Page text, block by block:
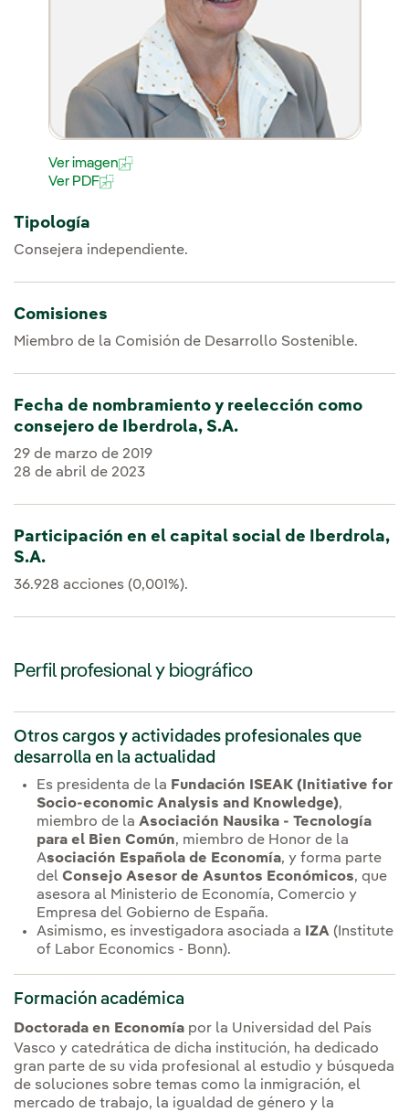
Ver imagen
Ver PDF
Tipología
Consejera independiente.
Comisiones
Miembro de la Comisión de Desarrollo Sostenible.
Fecha de nombramiento y reelección como
consejero de Iberdrola, S.A.
29 de marzo de 2019
28 de abril de 2023
Participación en el capital social de Iberdrola,
S.A.
36.928 acciones (0,001%).
Perfil profesional y biográfico
Otros cargos y actividades profesionales que
desarrolla en la actualidad
Es presidenta de la Fundación ISEAK (Initiative for
Socio-economic Analysis and Knowledge),
miembro de la Asociación Nausika - Tecnología
para el Bien Común, miembro de Honor de la
Asociación Española de Economía, y forma parte
del Consejo Asesor de Asuntos Económicos, que
asesora al Ministerio de Economía, Comercio y
Empresa del Gobierno de España.
Asimismo, es investigadora asociada a
IZA (Institute
of Labor Economics - Bonn).
Formación académica
Doctorada en Economía por la Universidad del País
Vasco y catedrática de dicha institución, ha dedicado
gran parte de su vida profesional al estudio y búsqueda
de soluciones sobre temas como la inmigración, el
mercado de trabajo, la igualdad de género y la